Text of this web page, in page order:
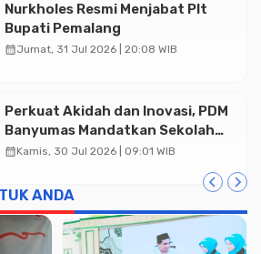
Nurkholes Resmi Menjabat Plt
Bupati Pemalang
calendar_monthJumat, 31 Jul 2026 | 20:08 WIB
Perkuat Akidah dan Inovasi, PDM
Banyumas Mandatkan Sekolah
Muhammadiyah Jadi Pilihan
calendar_monthKamis, 30 Jul 2026 | 09:01 WIB
ANDA